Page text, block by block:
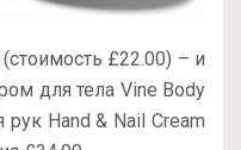
£22.00) – и
для тела Vine Body
Hand & Nail Cream